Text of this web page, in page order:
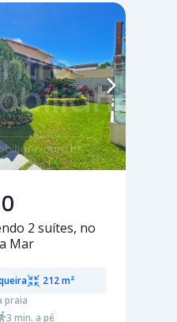
2 suítes, no
Mar
212 m²
praia
3 min. a pé